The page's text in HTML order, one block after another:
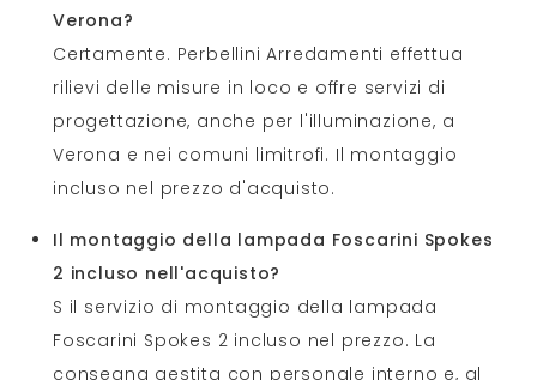
Verona?
Certamente. Perbellini Arredamenti effettua
rilievi delle misure in loco e offre servizi di
progettazione, anche per l'illuminazione, a
Verona e nei comuni limitrofi. Il montaggio
incluso nel prezzo d'acquisto.
Il montaggio della lampada Foscarini Spokes
2 incluso nell'acquisto?
S il servizio di montaggio della lampada
Foscarini Spokes 2 incluso nel prezzo. La
consegna gestita con personale interno e, al